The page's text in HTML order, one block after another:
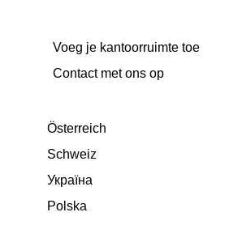
Voeg je kantoorruimte toe
Сontact met ons op
Österreich
Schweiz
Україна
Polska